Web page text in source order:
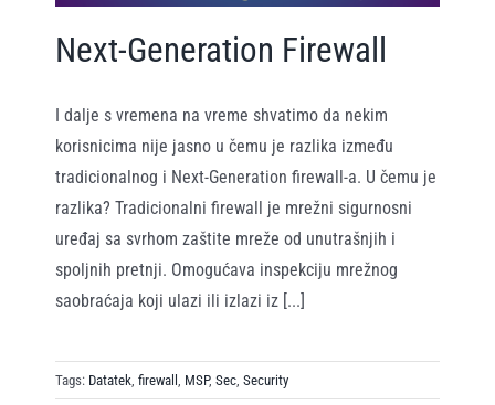
Next-Generation Firewall
I dalje s vremena na vreme shvatimo da nekim
korisnicima nije jasno u čemu je razlika između
tradicionalnog i Next-Generation firewall-a. U čemu je
razlika? Tradicionalni firewall je mrežni sigurnosni
uređaj sa svrhom zaštite mreže od unutrašnjih i
spoljnih pretnji. Omogućava inspekciju mrežnog
saobraćaja koji ulazi ili izlazi iz [...]
Tags: Datatek, firewall MSP, Sec, Security